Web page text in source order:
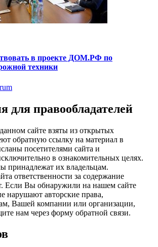
в проекте ДОМ.РФ по
техники
для правообладателей
сайте взяты из открытых
обратную ссылку на материал в
посетителями сайта и
в ознакомительных целях.
принадлежат их владельцам.
ответственности за содержание
Если Вы обнаружили на нашем сайте
нарушают авторские права,
Вашей компании или организации,
нам через форму обратной связи.